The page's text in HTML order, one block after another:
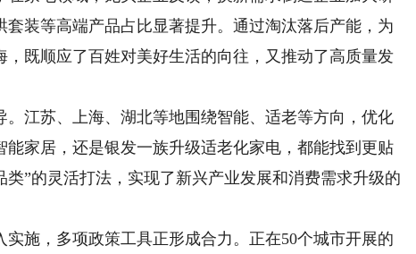
装等高端产品占比显著提升。通过淘汰落后产能，为
既顺应了百姓对美好生活的向往，又推动了高质量发
江苏、上海、湖北等地围绕智能、适老等方向，优化
家居，还是银发一族升级适老化家电，都能找到更贴
”的灵活打法，实现了新兴产业发展和消费需求升级的
，多项政策工具正形成合力。正在50个城市开展的